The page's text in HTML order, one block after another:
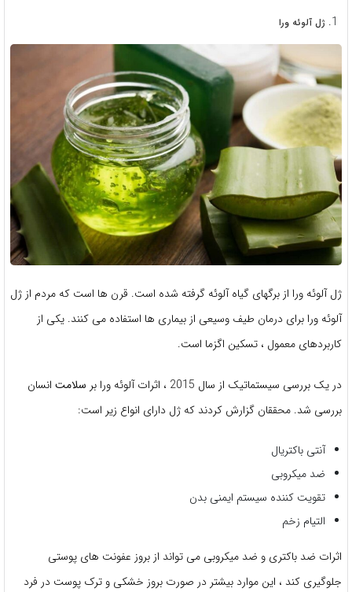
ژل آلوئه ورا
ژل آلوئه ورا از برگهای گیاه آلوئه گرفته شده است. قرن ها است که مردم از ژل
آلوئه ورا برای درمان طیف وسیعی از بیماری ها استفاده می کنند. یکی از
کاربردهای معمول ، تسکین اگزما است.
در یک بررسی سیستماتیک از سال 2015 ، اثرات آلوئه ورا بر سلامت انسان
بررسی شد. محققان گزارش کردند که ژل دارای انواع زیر است:
آنتی باکتریال
ضد میکروبی
تقویت کننده سیستم ایمنی بدن
التیام زخم
اثرات ضد باکتری و ضد میکروبی می تواند از بروز عفونت های پوستی
جلوگیری کند ، این موارد بیشتر در صورت بروز خشکی و ترک پوست در فرد